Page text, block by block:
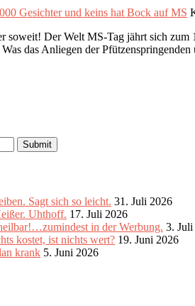
Gesichter und keins hat Bock auf MS
soweit! Der Welt MS-Tag jährt sich zum
Was das Anliegen der
Sagt sich so leicht. 31. Juli 2026
Uhthoff. 17. Juli 2026
in der Werbung. 3.
kostet, ist nichts wert? 19. Juni 2026
krank 5. Juni 2026